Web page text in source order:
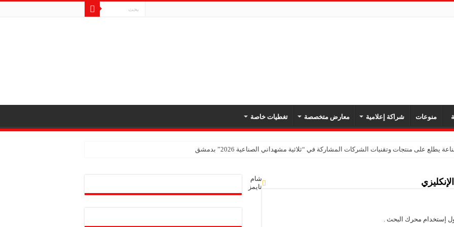
منوعات شراكة إعلامية معارض متخصصة تغطيات خاصة
يطلع على منتجات وتقنيات الشركات المشاركة في “ثلاثية مشهداني الصناعية 2026” بدمشق
إستخدام محرك البحث .
شام
تايمز